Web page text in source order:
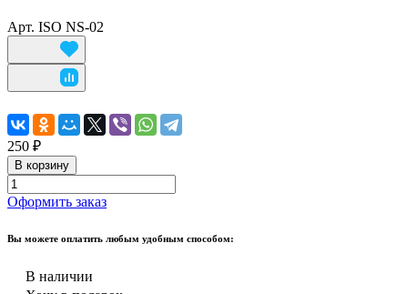
Арт. ISO NS-02
250 ₽
В корзину
Оформить заказ
Вы можете оплатить любым удобным способом:
В наличии